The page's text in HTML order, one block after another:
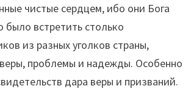
чистые сердцем, ибо они Бога
было встретить столько
из разных уголков страны,
проблемы и надежды. Особенно
дара веры и призваний.